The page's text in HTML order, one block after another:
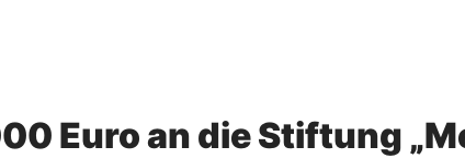
Euro an die Stiftung